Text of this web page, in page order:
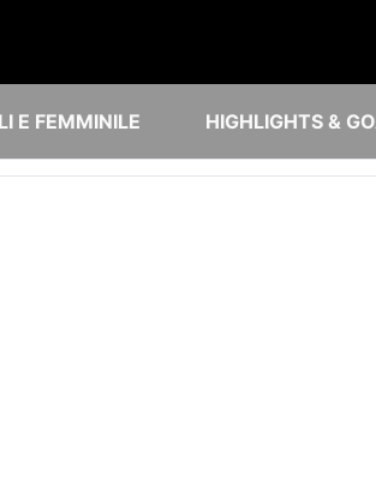
E FEMMINILE HIGHLIGHTS &